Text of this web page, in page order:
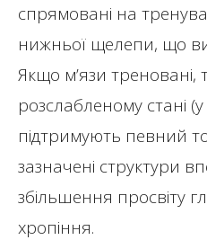
спрямовані на
нижньої щелепи, що
Якщо м’язи треновані,
розслабленому стані
підтримують певний
зазначені структури
збільшення просвіту
хропіння.